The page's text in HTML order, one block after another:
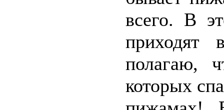
всего. В
полагаю,
которых